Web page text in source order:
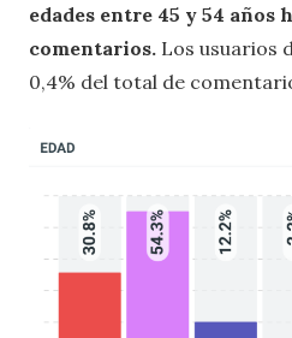
edades entre 45 y 54 años
comentarios. Los usuarios
0,4% del total de